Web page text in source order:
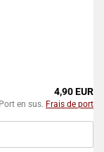
4,90 EUR
en sus. Frais de port